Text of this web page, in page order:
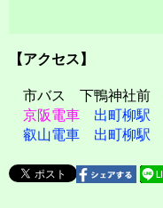
【アクセス】
市バス 下鴨神社前
京阪電車
出町柳駅
叡山電車
出町柳駅